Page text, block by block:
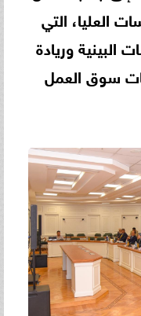
العليا، التي
وريادة
سوق العمل